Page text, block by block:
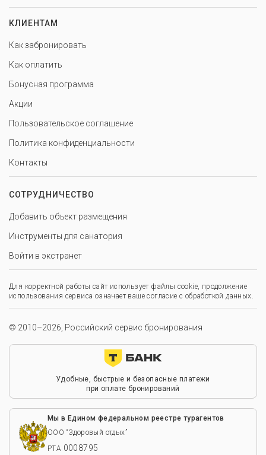
КЛИЕНТАМ
Как забронировать
Как оплатить
Бонусная программа
Акции
Пользовательское соглашение
Политика конфиденциальности
Контакты
СОТРУДНИЧЕСТВО
Добавить объект размещения
Инструменты для санатория
Войти в экстранет
Для корректной работы сайт использует файлы cookie, продолжение
использования сервиса означает ваше согласие с обработкой данных.
© 2010–2026, Российский сервис бронирования
Удобные, быстрые и безопасные платежи
при оплате бронирований
Мы в Едином федеральном реестре турагентов
ООО “Здоровый отдых”
РТА 0008795